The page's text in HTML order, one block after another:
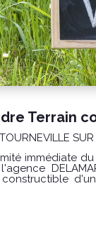
SUR
immédiate